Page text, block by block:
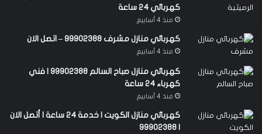
كهربائي 24 ساعة
منذ 4 أسابيع
كهربائي منازل مشرف 99902388 – اتصل الان
منذ 4 أسابيع
كهربائي منازل صباح السالم 99902388 | فني
كهرباء 24 ساعة
منذ 4 أسابيع
كهربائي منازل الكويت | خدمة 24 ساعة | أتصل الان